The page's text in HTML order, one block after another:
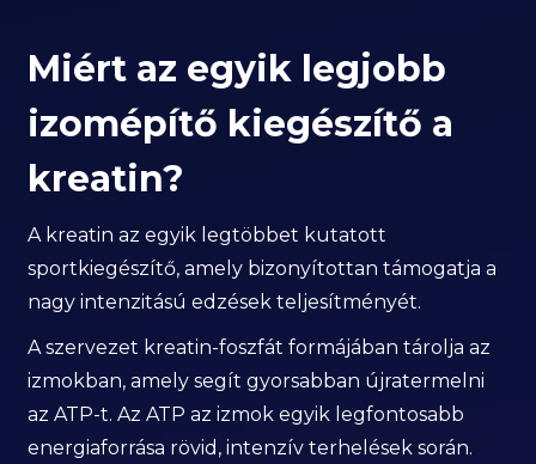
Miért az egyik legjobb
izomépítő kiegészítő a
kreatin?
A kreatin az egyik legtöbbet kutatott
sportkiegészítő, amely bizonyítottan támogatja a
nagy intenzitású edzések teljesítményét.
A szervezet kreatin-foszfát formájában tárolja az
izmokban, amely segít gyorsabban újratermelni
az ATP-t. Az ATP az izmok egyik legfontosabb
energiaforrása rövid, intenzív terhelések során.